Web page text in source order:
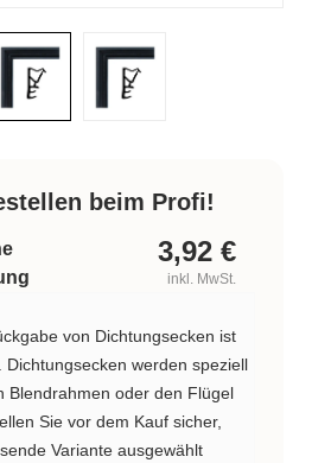
beim Profi!
3,92 €
inkl. MwSt.
von Dichtungsecken ist
Dichtungsecken werden speziell
Blendrahmen oder den Flügel
Sie vor dem Kauf sicher,
Variante ausgewählt